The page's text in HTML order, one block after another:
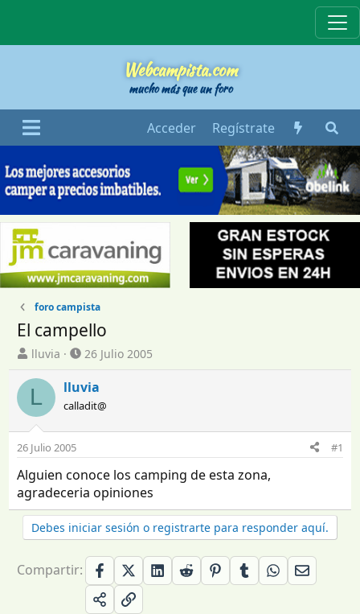
Webcampista.com
mucho más que un foro
Acceder Regístrate
foro campista
El campello
I
n
i
i
a
d
o
r
d
l
t
m
lluvia
F
e
c
h
a
d
i
n
i
i
o
26 Julio 2005
L lluvia
calladit@
26 Julio 2005 #1
Alguien conoce los camping de esta zona,
agradeceria opiniones
Debes iniciar sesión o registrarte para responder aquí.
Compartir: